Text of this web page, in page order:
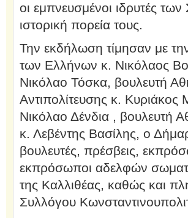
οι εμπνευσμένοι ιδρυτές
ιστορική πορεία τους.
Την εκδήλωση τίμησαν με
των Ελλήνων κ. Νικόλαος
Νικόλαο Τόσκα, βουλευτή
Αντιπολίτευσης κ.
Νικόλαο Δένδια ,
κ. Λεβέντης Βασίλης, ο
βουλευτές, πρέσβεις,
εκπρόσωποι αδελφών
της Καλλιθέας, καθώς και
Συλλόγου